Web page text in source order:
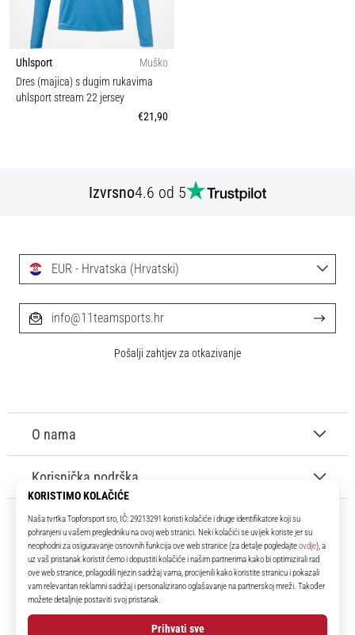
Uhlsport
Muško
Dres (majica) s dugim rukavima
uhlsport stream 22 jersey
€21,90
Izvrsno4.6 od 5
11teamsports.hr
Tvoj smo pouzdani suigrač već više od 16 godina! Cijelo to vrijeme
donosimo ti najbolje i najnovije proizvode iz svijeta nogometa.
Facebook
Instagram
O nama
Korisnička podrška
EUR - Hrvatska (Hrvatski)
info@11teamsports.hr
Pošalji zahtjev za otkazivanje